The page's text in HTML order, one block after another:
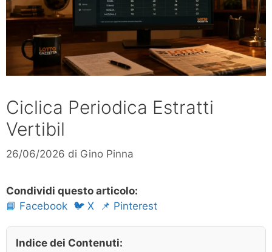
Ciclica Periodica Estratti
Vertibil
26/06/2026 di Gino Pinna
Condividi questo articolo:
📘 Facebook 🐦 X 📌 Pinterest
Indice dei Contenuti: